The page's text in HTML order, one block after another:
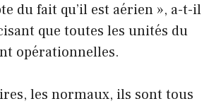
du fait qu’il est aérien », a-t-il
que toutes les unités du
opérationnelles.
les normaux, ils sont tous